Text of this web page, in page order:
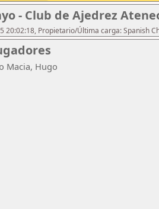
- Club de Ajedrez
20:02:18, Propietario/Última carga: Spanish
Macia, Hugo